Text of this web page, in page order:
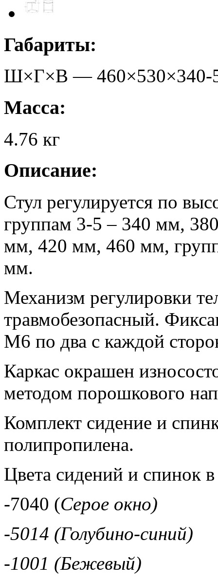
Габариты:
Ш×Г×В — 460×530×340-
Масса:
4.76 кг
Описание:
Стул регулируется по
группам 3-5 – 340 мм,
мм, 420 мм, 460 мм,
мм.
Механизм регулировки
травмобезопасный.
М6 по два с каждой
Каркас окрашен
методом порошкового
Комплект сидение и
полипропилена.
Цвета сидений и спинок
-7040 (Серое окно)
-5014 (Голубино-синий)
-1001 (Бежевый)